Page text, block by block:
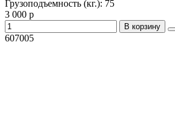
Грузоподъемность (кг.): 75
3 000 р
В корзину
607005